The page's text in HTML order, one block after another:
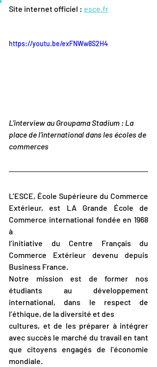
Site internet officiel : esce.fr
https://youtu.be/exFNWw8S2H4
L'interview au Groupama Stadium : La
place de l'international dans les écoles de
commerces
L’ESCE, École Supérieure du Commerce
Extérieur, est LA Grande École de
Commerce international fondée en 1968
à
l’initiative du Centre Français du
Commerce Extérieur devenu depuis
Business France.
Notre mission est de former nos
étudiants au développement
international, dans le respect de
l’éthique, de la diversité et des
cultures, et de les préparer à intégrer
avec succès le marché du travail en tant
que citoyens engagés de l’économie
mondiale.